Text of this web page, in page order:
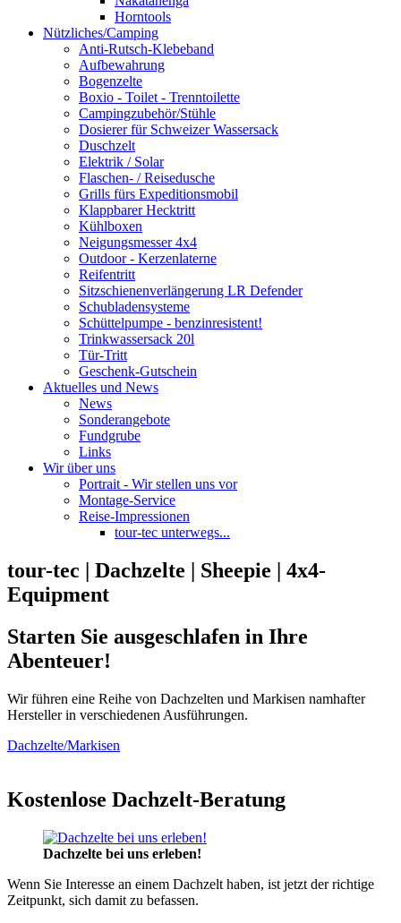
Horntools
Nützliches/Camping
Anti-Rutsch-Klebeband
Aufbewahrung
Bogenzelte
Boxio - Toilet - Trenntoilette
Campingzubehör/Stühle
Dosierer für Schweizer Wassersack
Duschzelt
Elektrik / Solar
Flaschen- / Reisedusche
Grills fürs Expeditionsmobil
Klappbarer Hecktritt
Kühlboxen
Neigungsmesser 4x4
Outdoor - Kerzenlaterne
Reifentritt
Sitzschienenverlängerung LR Defender
Schubladensysteme
Schüttelpumpe - benzinresistent!
Trinkwassersack 20l
Tür-Tritt
Geschenk-Gutschein
Aktuelles und News
News
Sonderangebote
Fundgrube
Links
Wir über uns
Portrait - Wir stellen uns vor
Montage-Service
Reise-Impressionen
tour-tec unterwegs...
tour-tec | Dachzelte | Sheepie | 4x4-
Equipment
Starten Sie ausgeschlafen in Ihre
Abenteuer!
Wir führen eine Reihe von Dachzelten und Markisen namhafter
Hersteller in verschiedenen Ausführungen.
Dachzelte/Markisen
Kostenlose Dachzelt-Beratung
Dachzelte bei uns erleben!
Wenn Sie Interesse an einem Dachzelt haben, ist jetzt der richtige
Zeitpunkt, sich damit zu befassen.